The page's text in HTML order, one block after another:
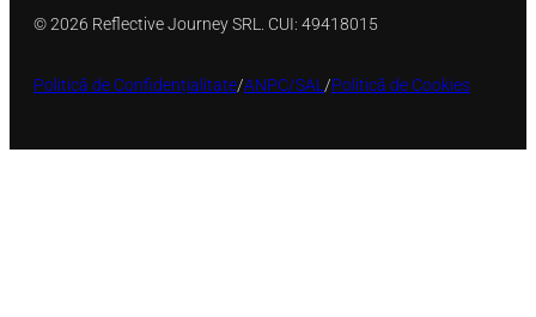
© 2026 Reflective Journey SRL. CUI: 49418015
Politică de Confidențialitate/ANPC/SAL /Politică de Cookies